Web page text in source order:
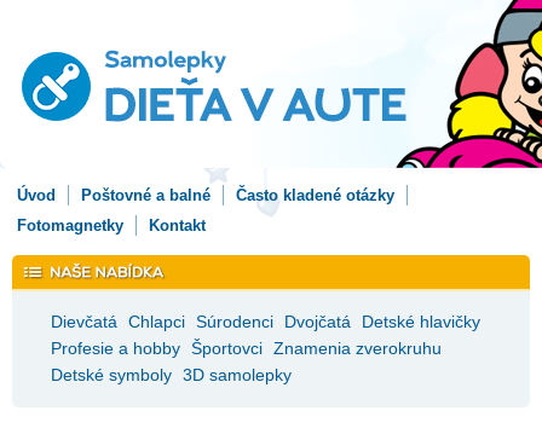
Úvod Poštovné a balné
Často kladené otázky
Fotomagnetky
Kontakt
Dievčatá Chlapci Súrodenci Dvojčatá
Detské hlavičky
Profesie a hobby Športovci Znamenia zverokruhu
Detské symboly 3D samolepky